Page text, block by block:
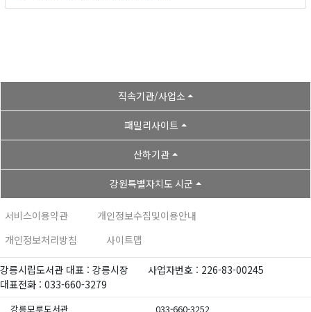
직속기관/사업소
패밀리사이트
산하기관
강원특별자치도 시군
서비스이용약관
개인정보수집및이용안내
개인정보처리방침
사이트맵
강릉시립도서관 대표 : 강릉시장
사업자번호 : 226-83-00245
대표전화 : 033-660-3279
강릉모루도서관 033-660-3252